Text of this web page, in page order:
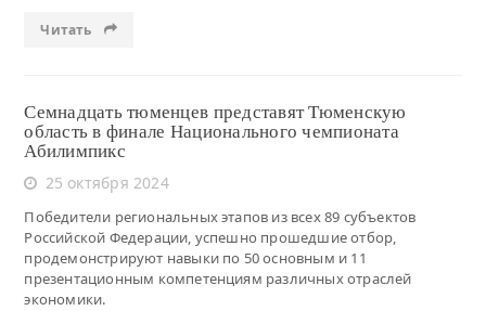
Читать
Семнадцать тюменцев представят Тюменскую
область в финале Национального чемпионата
Абилимпикс
25 октября 2024
Победители региональных этапов из всех 89 субъектов
Российской Федерации, успешно прошедшие отбор,
продемонстрируют навыки по 50 основным и 11
презентационным компетенциям различных отраслей
экономики.